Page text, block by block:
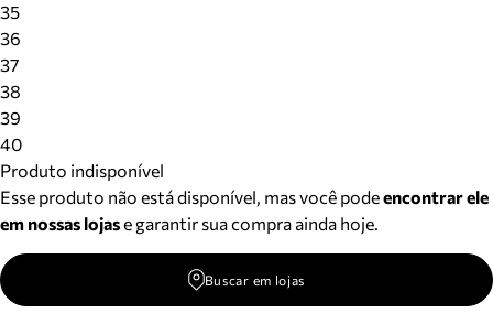
35
36
37
38
39
40
Produto indisponível
Esse produto não está disponível, mas você podeencontrar ele
em nossas lojase garantir sua compra ainda hoje.
Buscar em lojas